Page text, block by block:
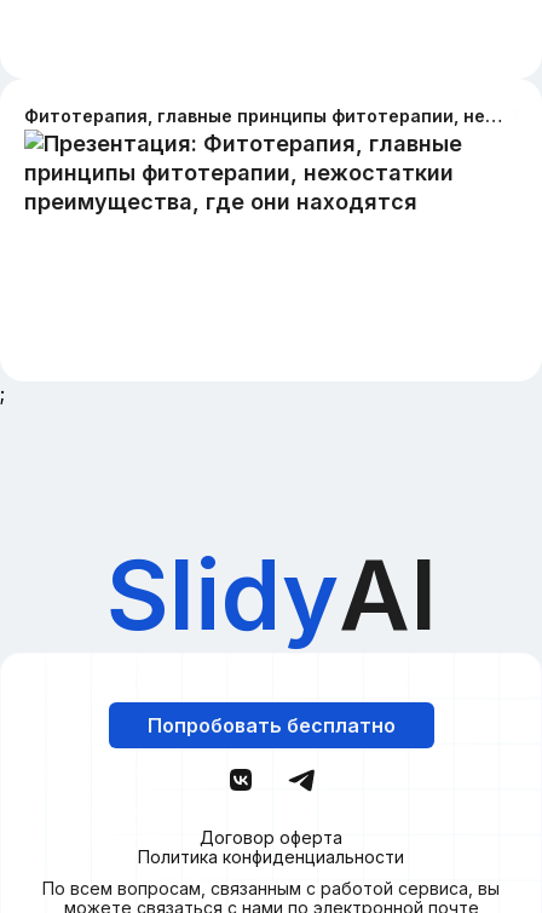
Фитотерапия, главные принципы фитотерапии, нежостаткии преимущества, где они находятся
;
SlidyAI
Попробовать бесплатно
Договор оферта
Политика конфиденциальности
По всем вопросам, связанным с работой сервиса, вы
можете связаться с нами по электронной почте